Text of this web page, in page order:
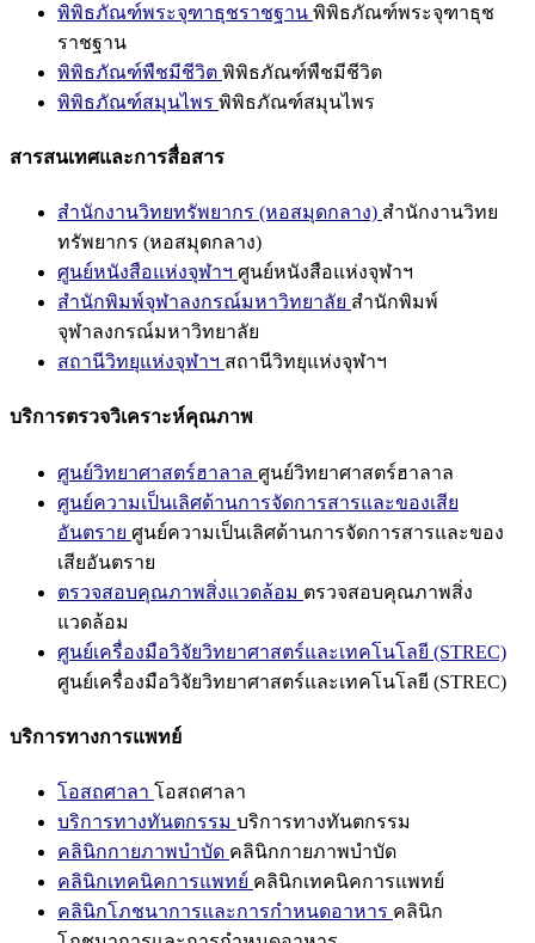
พิพิธภัณฑ์พระจุฑาธุชราชฐาน พิพิธภัณฑ์พระจุฑาธุช
ราชฐาน
พิพิธภัณฑ์พืชมีชีวิต พิพิธภัณฑ์พืชมีชีวิต
พิพิธภัณฑ์สมุนไพร พิพิธภัณฑ์สมุนไพร
สารสนเทศและการสื่อสาร
สำนักงานวิทยทรัพยากร (หอสมุดกลาง) สำนักงานวิทย
ทรัพยากร (หอสมุดกลาง)
ศูนย์หนังสือแห่งจุฬาฯ ศูนย์หนังสือแห่งจุฬาฯ
สำนักพิมพ์จุฬาลงกรณ์มหาวิทยาลัย สำนักพิมพ์
จุฬาลงกรณ์มหาวิทยาลัย
สถานีวิทยุแห่งจุฬาฯ สถานีวิทยุแห่งจุฬาฯ
บริการตรวจวิเคราะห์คุณภาพ
ศูนย์วิทยาศาสตร์ฮาลาล ศูนย์วิทยาศาสตร์ฮาลาล
ศูนย์ความเป็นเลิศด้านการจัดการสารและของเสีย
อันตราย ศูนย์ความเป็นเลิศด้านการจัดการสารและของ
เสียอันตราย
ตรวจสอบคุณภาพสิ่งแวดล้อม ตรวจสอบคุณภาพสิ่ง
แวดล้อม
ศูนย์เครื่องมือวิจัยวิทยาศาสตร์และเทคโนโลยี (STREC)
ศูนย์เครื่องมือวิจัยวิทยาศาสตร์และเทคโนโลยี (STREC)
บริการทางการแพทย์
โอสถศาลา โอสถศาลา
บริการทางทันตกรรม บริการทางทันตกรรม
คลินิกกายภาพบำบัด คลินิกกายภาพบำบัด
คลินิกเทคนิคการแพทย์ คลินิกเทคนิคการแพทย์
คลินิกโภชนาการและการกำหนดอาหาร คลินิก